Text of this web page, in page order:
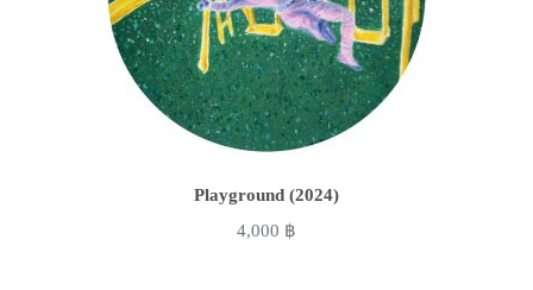
Playground (2024)
4,000 ฿